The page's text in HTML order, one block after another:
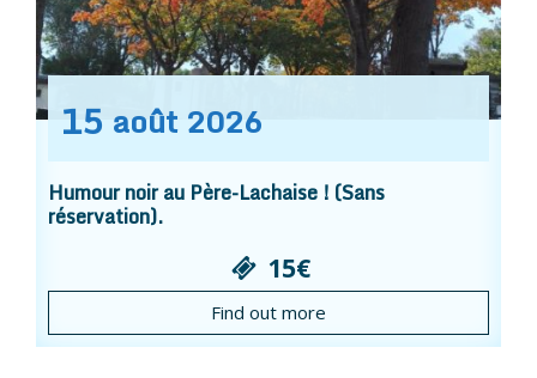
15 août 2026
Humour noir au Père-Lachaise ! (Sans
réservation).
15€
Find out more